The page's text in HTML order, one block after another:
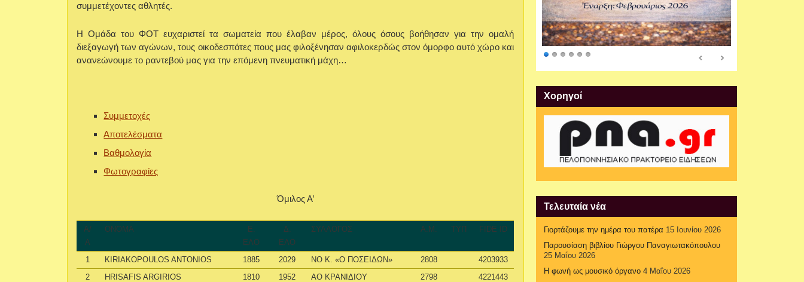
συμμετέχοντες αθλητές.
Η Ομάδα του ΦΟΤ ευχαριστεί τα σωματεία που έλαβαν μέρος, όλους όσους βοήθησαν για την ομαλή
διεξαγωγή των αγώνων, τους οικοδεσπότες πους μας φιλοξένησαν αφιλοκερδώς στον όμορφο αυτό χώρο και
ανανεώνουμε το ραντεβού μας για την επόμενη πνευματική μάχη…
Συμμετοχές
Αποτελέσματα
Βαθμολογία
Φωτογραφίες
Όμιλος Α’
Α/
Α
ΟΝΟΜΑ
Ε.
ΕΛΟ
Δ.
ΕΛΟ
ΣΥΛΛΟΓΟΣ Α.Μ. ΤΥΠ FIDE ID
1 KIRIAKOPOULOS ANTONIOS 1885 2029 ΝΟ Κ. «Ο ΠΟΣΕΙΔΩΝ» 2808
4203933
2
HRISAFIS ARGIRIOS 1810 1952 ΑΟ ΚΡΑΝΙΔΙΟΥ 2798
4221443
Xορηγοί
Τελευταία νέα
Γιορτάζουμε την ημέρα του πατέρα 15 Ιουνίου 2026
Παρουσίαση βιβλίου Γιώργου Παναγιωτακόπουλου
25 Μαΐου 2026
Η φωνή ως μουσικό όργανο 4 Μαΐου 2026